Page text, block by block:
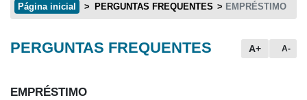
Página inicial PERGUNTAS FREQUENTES EMPRÉSTIMO
Conteúdo principal
PERGUNTAS FREQUENTES A+ A-
EMPRÉSTIMO